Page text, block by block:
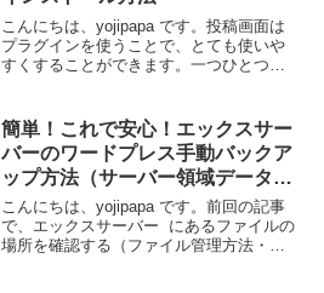
こんにちは、yojipapa です。投稿画面は
プラグインを使うことで、とても使いや
すくすることができます。一つひとつ積
っと記事を書きやすくするためにプラグ
インを導入する...
簡単！これで安心！エックスサー
バーのワードプレス手動バックア
ップ方法（サーバー領域データと
データベース）
こんにちは、yojipapa です。前回の記事
で、エックスサーバー にあるファイルの
場所を確認する（ファイル管理方法・ダ